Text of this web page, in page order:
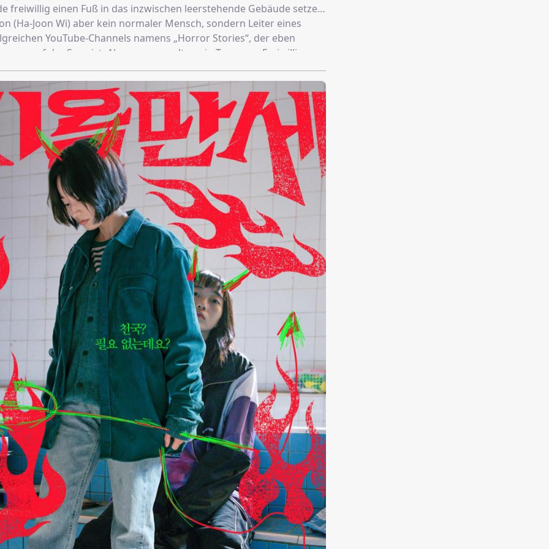
freiwillig einen Fuß in das inzwischen leerstehende Gebäude setzen.
(Ha-Joon Wi) aber kein normaler Mensch, sondern Leiter eines
YouTube-Channels namens „Horror Stories“, der eben
auf der Spur ist. Also versammelt er ein Team aus Freiwilligen,
bewaffnet dort mal nach dem Rechten schauen soll und bald
bekommt, als ihm lieb ist …